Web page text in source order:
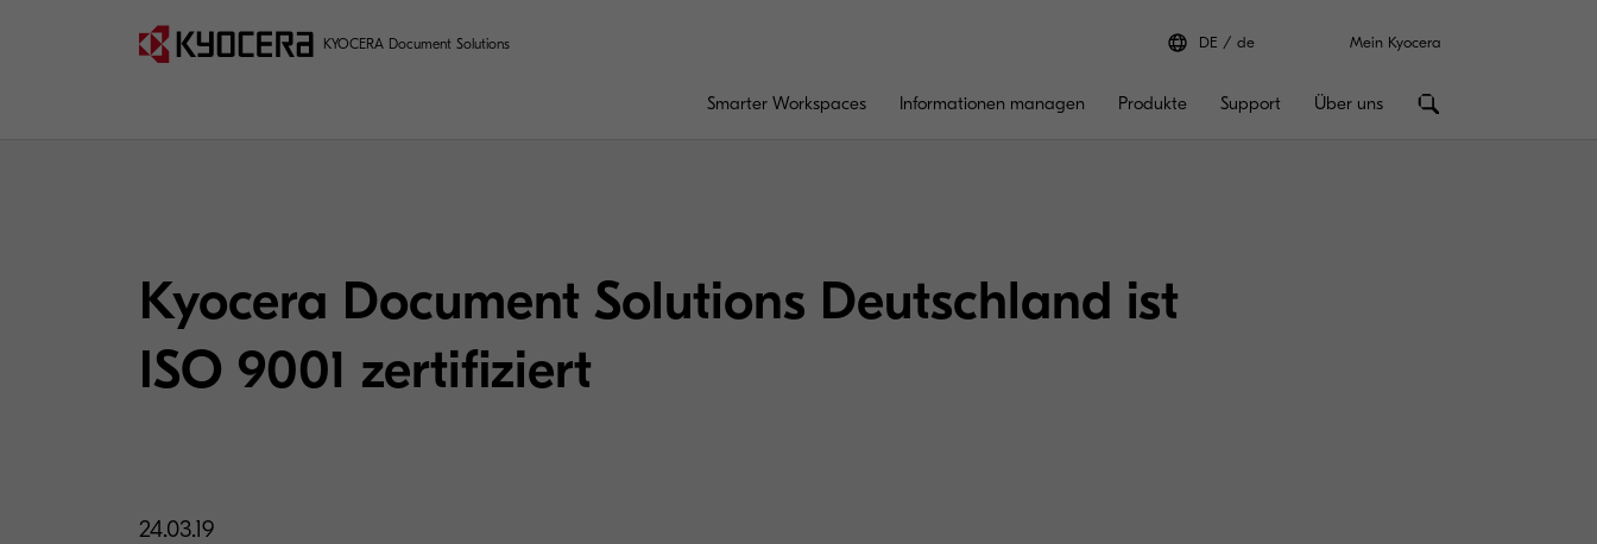
KYOCERA Document Solutions DE de Mein Kyocera
Smarter Workspaces Informationen managen Produkte Support Über uns
Kyocera Document Solutions Deutschland ist
ISO 9001 zertifiziert
24.03.19